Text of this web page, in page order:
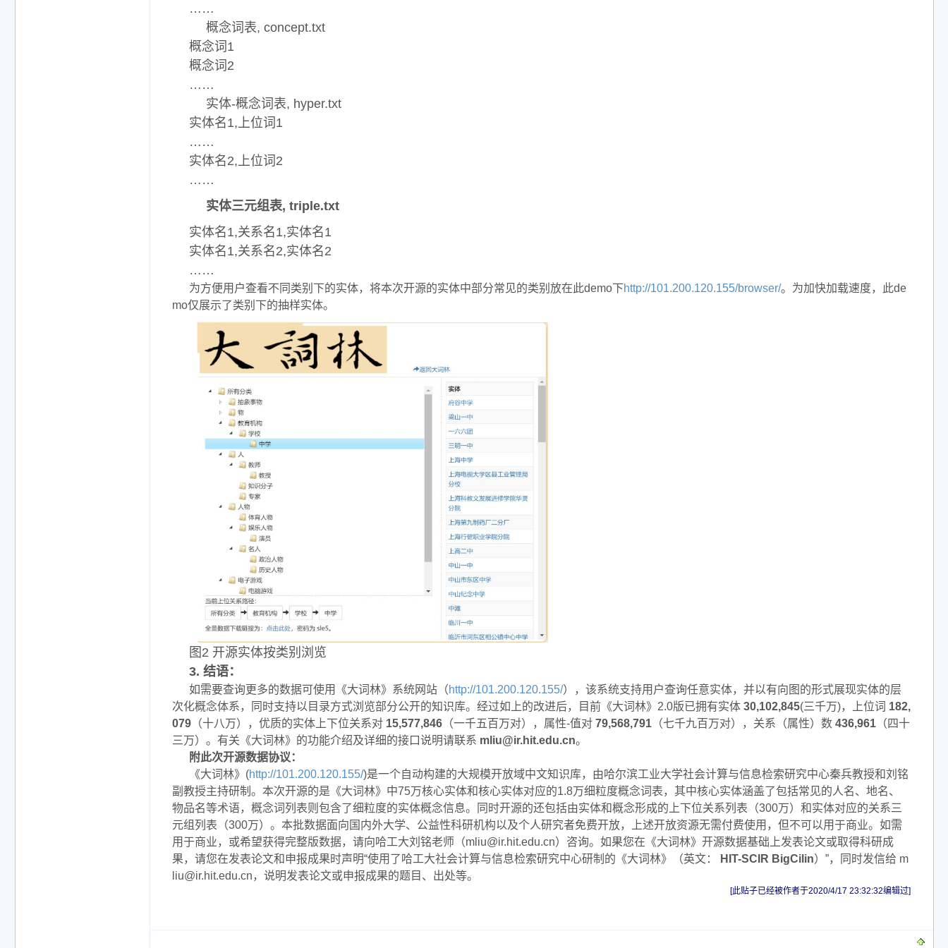
……
概念词表, concept.txt
概念词1
概念词2
……
实体-概念词表, hyper.txt
实体名1,上位词1
……
实体名2,上位词2
……
实体三元组表, triple.txt
实体名1,关系名1,实体名1
实体名1,关系名2,实体名2
……
为方便用户查看不同类别下的实体，将本次开源的实体中部分常见的类别放在此demo下http://101.200.120.155/browser/。为加快加载速度，此de
mo仅展示了类别下的抽样实体。
图2 开源实体按类别浏览
3. 结语：
如需要查询更多的数据可使用《大词林》系统网站（http://101.200.120.155/），该系统支持用户查询任意实体，并以有向图的形式展现实体的层
次化概念体系，同时支持以目录方式浏览部分公开的知识库。经过如上的改进后，目前《大词林》2.0版已拥有实体 30,102,845(三千万)，上位词 182,
079 （十八万），优质的实体上下位关系对 15,577,846 （一千五百万对），属性-值对 79,568,791 （七千九百万对），关系（属性）数 436,961 （四十
三万）。有关《大词林》的功能介绍及详细的接口说明请联系 mliu@ir.hit.edu.cn。
附此次开源数据协议：
《大词林》(http://101.200.120.155/)是一个自动构建的大规模开放域中文知识库，由哈尔滨工业大学社会计算与信息检索研究中心秦兵教授和刘铭
副教授主持研制。本次开源的是《大词林》中75万核心实体和核心实体对应的1.8万细粒度概念词表，其中核心实体涵盖了包括常见的人名、地名、
物品名等术语，概念词列表则包含了细粒度的实体概念信息。同时开源的还包括由实体和概念形成的上下位关系列表（300万）和实体对应的关系三
元组列表（300万）。本批数据面向国内外大学、公益性科研机构以及个人研究者免费开放，上述开放资源无需付费使用，但不可以用于商业。如需
用于商业，或希望获得完整版数据，请向哈工大刘铭老师（mliu@ir.hit.edu.cn）咨询。如果您在《大词林》开源数据基础上发表论文或取得科研成
果，请您在发表论文和申报成果时声明“使用了哈工大社会计算与信息检索研究中心研制的《大词林》（英文：
HIT-SCIR BigCilin）”，同时发信给 m
liu@ir.hit.edu.cn，说明发表论文或申报成果的题目、出处等。
[此贴子已经被作者于2020/4/17 23:32:32编辑过]